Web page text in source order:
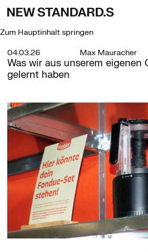
Zum Hauptinhalt springen
04.03.26 Max Mauracher
Was wir aus unserem eigenen
gelernt haben